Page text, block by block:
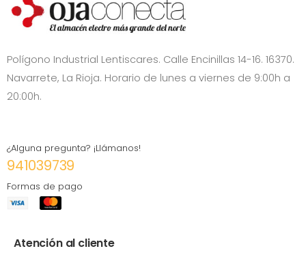
Polígono Industrial Lentiscares. Calle Encinillas 14-16. 16370.
Navarrete, La Rioja. Horario de lunes a viernes de 9:00h a
20:00h.
¿Alguna pregunta? ¡Llámanos!
941039739
Formas de pago
Atención al cliente